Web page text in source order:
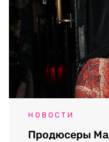
НОВОСТИ
Продюсеры